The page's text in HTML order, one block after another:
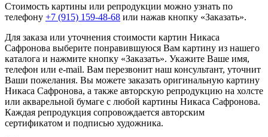
Стоимость картины или репродукции можно узнать по
телефону +7 (915) 159-48-68 или нажав кнопку «Заказать».
Для заказа или уточнения стоимости картин Никаса
Сафронова выберите понравившуюся Вам картину из нашего
каталога и нажмите кнопку «Заказать». Укажите Ваше имя,
телефон или e-mail. Вам перезвонит наш консультант, уточнит
Ваши пожелания. Вы можете заказать оригинальную картину
Никаса Сафронова, а также авторскую репродукцию на холсте
или акварельной бумаге с любой картины Никаса Сафронова.
Каждая репродукция сопровождается авторским
сертификатом и подписью художника.